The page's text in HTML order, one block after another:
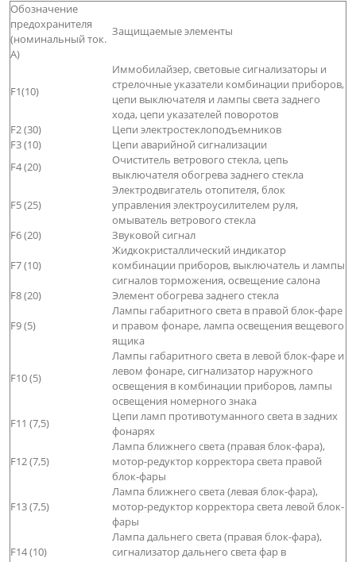
Обозначение
предохранителя
(номинальный ток.
А)
Защищаемые элементы
F1(10)
Иммобилайзер, световые сигнализаторы и
стрелочные указатели комбинации приборов,
цепи выключателя и лампы света заднего
хода, цепи указателей поворотов
F2 (30)
Цепи электростеклоподъемников
F3 (10)
Цепи аварийной сигнализации
F4 (20)
Очиститель ветрового стекла, цепь
выключателя обогрева заднего стекла
F5 (25)
Электродвигатель отопителя, блок
управления электроусилителем руля,
омыватель ветрового стекла
F6 (20)
Звуковой сигнал
F7 (10)
Жидкокристаллический индикатор
комбинации приборов, выключатель и лампы
сигналов торможения, освещение салона
F8 (20)
Элемент обогрева заднего стекла
F9 (5)
Лампы габаритного света в правой блок-фаре
и правом фонаре, лампа освещения вещевого
ящика
F10 (5)
Лампы габаритного света в левой блок-фаре и
левом фонаре, сигнализатор наружного
освещения в комбинации приборов, лампы
освещения номерного знака
F11 (7,5)
Цепи ламп противотуманного света в задних
фонарях
F12 (7,5)
Лампа ближнего света (правая блок-фара),
мотор-редуктор корректора света правой
блок-фары
F13 (7,5)
Лампа ближнего света (левая блок-фара),
мотор-редуктор корректора света левой блок-
фары
F14 (10)
Лампа дальнего света (правая блок-фара),
сигнализатор дальнего света фар в